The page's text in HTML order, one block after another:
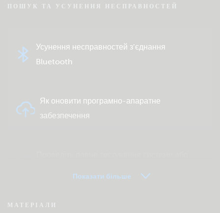
ПОШУК ТА УСУНЕННЯ НЕСПРАВНОСТЕЙ
Усунення несправностей з’єднання
Bluetooth
Як оновити програмно-апаратне
забезпечення
VRM — часто задавані питання про
Показати більше
МАТЕРІАЛИ